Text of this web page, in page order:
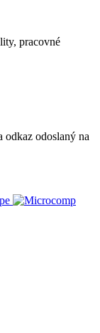
pracovné
odkaz odoslaný na